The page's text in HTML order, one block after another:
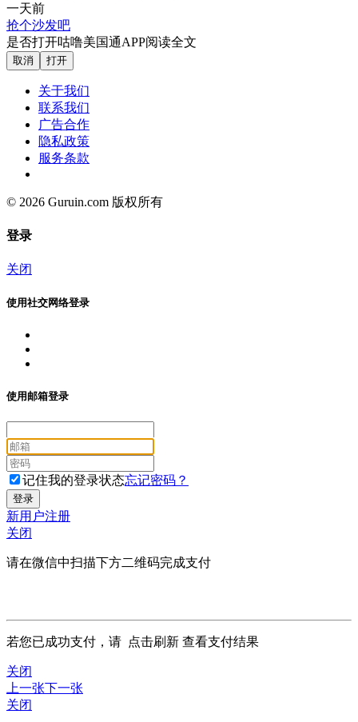
一天前
抢个沙发吧
是否打开咕噜美国通APP阅读全文
取消 打开
关于我们
联系我们
广告合作
隐私政策
服务条款
© 2026 Guruin.com 版权所有
登录
关闭
使用社交网络登录
使用邮箱登录
记住我的登录状态忘记密码？
新用户注册
关闭
请在微信中扫描下方二维码完成支付
若您已成功支付，请 点击刷新 查看支付结果
关闭
上一张下一张
关闭